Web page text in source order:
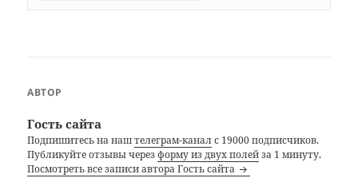
АВТОР
Гость сайта
Подпишитесь на наштелеграм-каналс 19000 подписчиков.
Публикуйте отзывы черезформу из двух полейза 1 минуту.
Посмотреть все записи автора Гость сайта